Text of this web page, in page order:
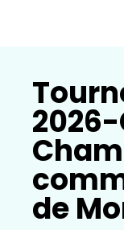
2026-
de